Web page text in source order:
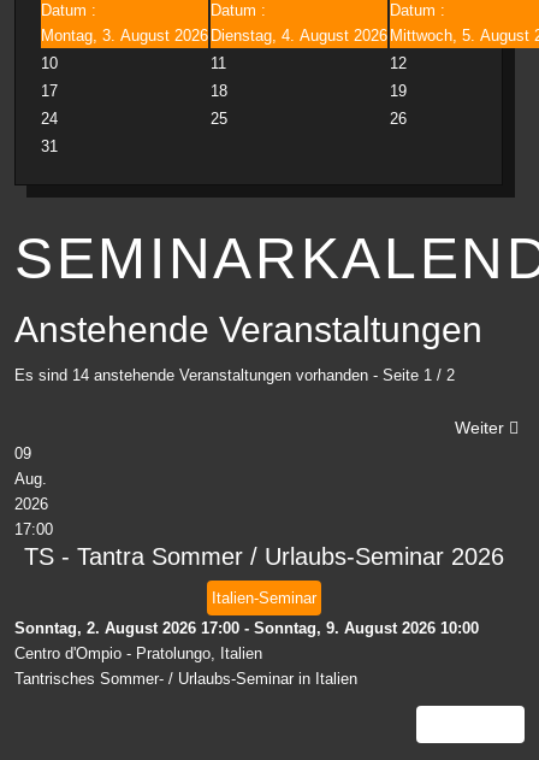
Datum :
Montag, 3. August 2026
Datum :
Dienstag, 4. August 2026
Datum :
Mittwoch, 5. August
10
11
12
17
18
19
24
25
26
31
Anstehende Veranstaltungen
Es sind 14 anstehende Veranstaltungen vorhanden - Seite 1 / 2
Weiter
09
Aug.
2026
17:00
TS - Tantra Sommer / Urlaubs-Seminar 2026
Italien-Seminar
Sonntag, 2. August 2026 17:00 - Sonntag, 9. August 2026 10:00
Centro d'Ompio - Pratolungo, Italien
Tantrisches Sommer- / Urlaubs-Seminar in Italien